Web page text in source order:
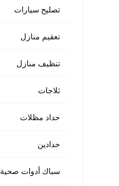
تصليح سيارات
تعقيم منازل
تنظيف منازل
ثلاجات
حداد مظلات
حدادين
سباك أدوات صحية